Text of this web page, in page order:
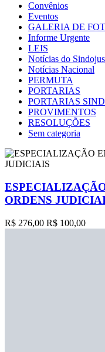
Convênios
Eventos
GALERIA DE
Informe Urgente
LEIS
Notícias do Sindojus
Notícias Nacional
PERMUTA
PORTARIAS
PORTARIAS
PROVIMENTOS
RESOLUÇÕES
Sem categoria
ORDENS
R$ 276,00 R$ 100,00